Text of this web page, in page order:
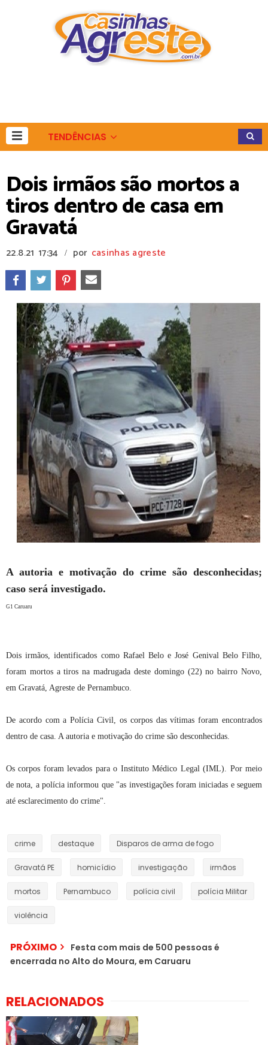
TENDÊNCIAS
Dois irmãos são mortos a
tiros dentro de casa em
Gravatá
22.8.21 17:34 / por casinhas agreste
A autoria e motivação do crime são desconhecidas;
caso será investigado.
G1 Caruaru
Dois irmãos, identificados como Rafael Belo e José Genival Belo Filho,
foram mortos a tiros na madrugada deste domingo (22) no bairro Novo,
em Gravatá, Agreste de Pernambuco.
De acordo com a Polícia Civil, os corpos das vítimas foram encontrados
dentro de casa. A autoria e motivação do crime são desconhecidas.
Os corpos foram levados para o Instituto Médico Legal (IML). Por meio
de nota, a polícia informou que "as investigações foram iniciadas e seguem
até esclarecimento do crime".
crime destaque Disparos de arma de fogo
Gravatá PE homicídio investigação irmãos
mortos Pernambuco polícia civil polícia Militar
violência
PRÓXIMO
Festa com mais de 500 pessoas é
encerrada no Alto do Moura, em Caruaru
RELACIONADOS